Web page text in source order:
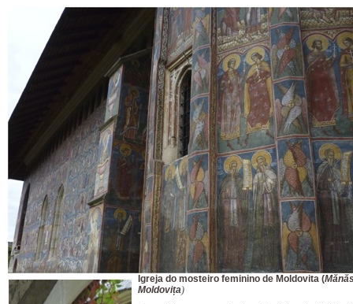
Igreja do mosteiro feminino de Moldovita (
Moldovița)